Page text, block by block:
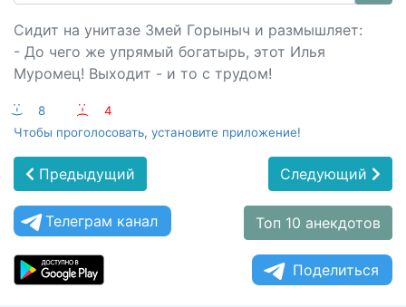
Сидит на унитазе Змей Горыныч и размышляет:
- До чего же упрямый богатырь, этот Илья
Муромец! Выходит - и то с трудом!
:-) 8 :-(
4
Чтобы проголосовать, установите приложение!
Предыдущий Следующий
Телеграм канал Топ 10 анекдотов
Поделиться